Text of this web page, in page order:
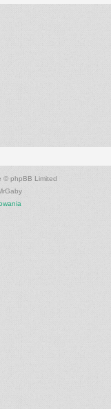
© phpBB Limited